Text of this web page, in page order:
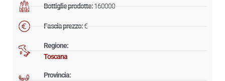
Bottiglie prodotte:160000
Fascia prezzo:€
Regione:
Toscana
Provincia: